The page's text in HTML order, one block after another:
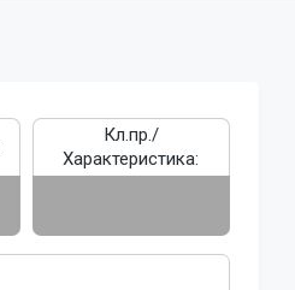
Кл.пр./
Характеристика: